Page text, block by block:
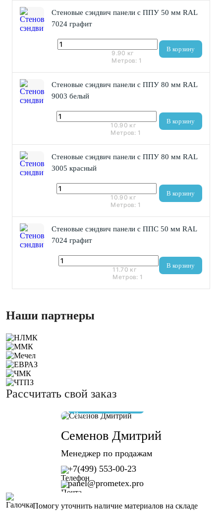
Стеновые сэндвич панели с ППУ 50 мм RAL
7024 графит
В корзину
9.90 кг
Метров: 1
Стеновые сэндвич панели с ППУ 80 мм RAL
9003 белый
В корзину
10.90 кг
Метров: 1
Стеновые сэндвич панели с ППУ 80 мм RAL
3005 красный
В корзину
10.90 кг
Метров: 1
Стеновые сэндвич панели с ППС 50 мм RAL
7024 графит
В корзину
11.70 кг
Метров: 1
Наши партнеры
Рассчитать свой заказ
Семенов Дмитрий
Менеджер по продажам
+7(499) 553-00-23
panel@prometex.pro
Помогу уточнить наличие материалов на складе